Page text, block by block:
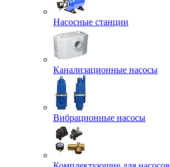
Насосные станции
Канализационные насосы
Вибрационные насосы